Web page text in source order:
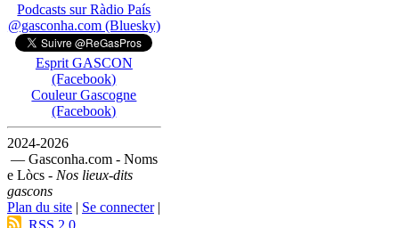
Podcasts sur Ràdio País
@gasconha.com (Bluesky)
Esprit GASCON
(Facebook)
Couleur Gascogne
(Facebook)
2024-2026
— Gasconha.com - Noms
e Lòcs - Nos lieux-dits
gascons
Plan du site | Se connecter|
RSS 2.0